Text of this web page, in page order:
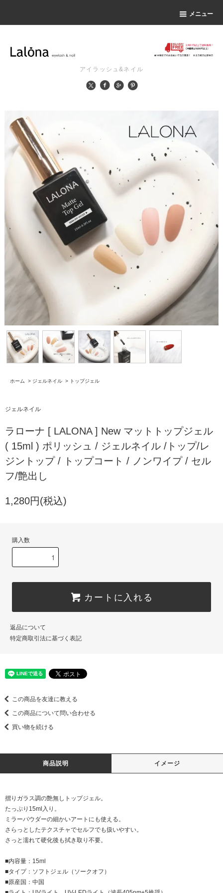
メニュー
アイラッシュ&ネイル
ホーム > ジェルネイル > トップジェル
ジェルネイル
ラローナ [ LALONA ] New マットトップジェル
( 15ml ) ポリッシュ / ジェルネイル /トップ/レ
ジントップ / トップコート / ノンワイプ / セル
フ/艶出し
1,280円(税込)
購入数
カートに入れる
返品について
特定商取引法に基づく表記
この商品を友達に教える
この商品について問い合わせる
買い物を続ける
商品説明 イメージ
摺りガラス調の艶無しトップジェル。
たっぷり15ml入り。
ミラーパウダーの細かいアートにも使える。
さらっとしたテクスチャでセルフでも扱いやすい。
さっと濡れて硬化後も拭き取り不要。
■内容量：15ml
■タイプ：ソフトジェル（ソークオフ）
■原産国：中国